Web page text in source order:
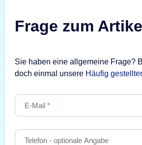
Frage zum
Sie haben eine allgemeine Frage?
doch einmal unsere Häufig
E-Mail
Telefon - optionale Angabe